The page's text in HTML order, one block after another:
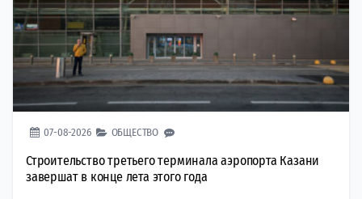
07-08-2026 ОБЩЕСТВО
Строительство третьего терминала аэропорта Казани
завершат в конце лета этого года